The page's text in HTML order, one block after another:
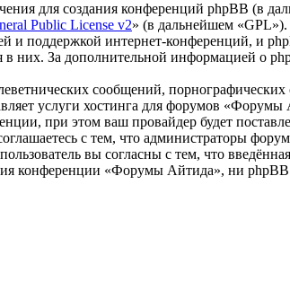
для создания конференций phpBB (в
Public License v2» (в дальнейшем
и поддержкой интернет-конференций, и
в них. За дополнительной информацией о
сообщений,
услуги хостинга для форумов
при этом ваш провайдер будет
с тем, что администраторы
вы согласны с тем, что
конференции «Форумы Айтида», ни